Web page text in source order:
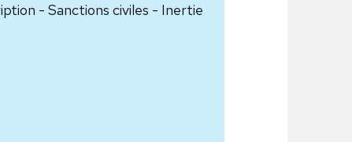
- Sanctions civiles - Inertie